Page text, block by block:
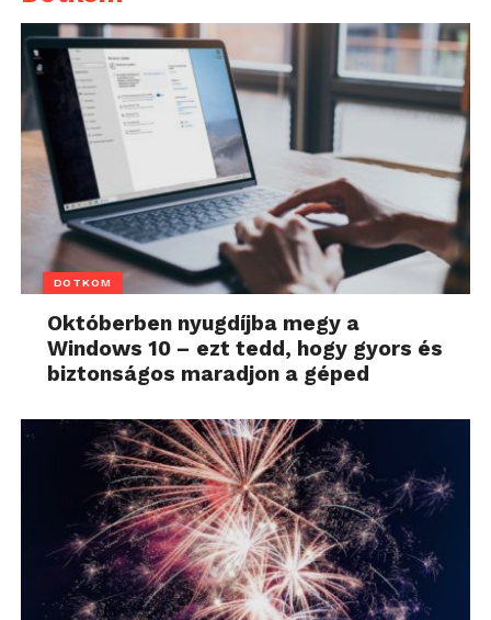
DOTKOM
Októberben nyugdíjba megy a
Windows 10 – ezt tedd, hogy gyors és
biztonságos maradjon a géped